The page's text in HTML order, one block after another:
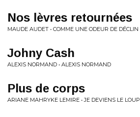
Nos lèvres retournées
MAUDE AUDET • COMME UNE ODEUR DE DÉCLIN
Johny Cash
ALEXIS NORMAND • ALEXIS NORMAND
Plus de corps
ARIANE MAHRYKE LEMIRE • JE DEVIENS LE LOUP